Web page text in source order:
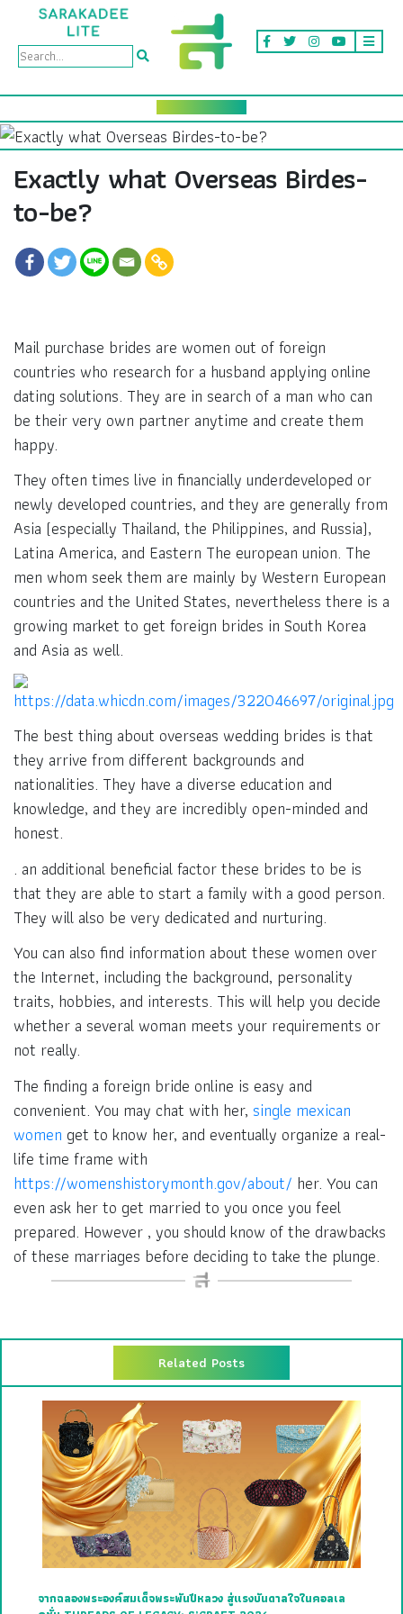
Exactly what Overseas Birdes-
to-be?
Mail purchase brides are women out of foreign
countries who research for a husband applying online
dating solutions. They are in search of a man who can
be their very own partner anytime and create them
happy.
They often times live in financially underdeveloped or
newly developed countries, and they are generally from
Asia (especially Thailand, the Philippines, and Russia),
Latina America, and Eastern The european union. The
men whom seek them are mainly by Western European
countries and the United States, nevertheless there is a
growing market to get foreign brides in South Korea
and Asia as well.
The best thing about overseas wedding brides is that
they arrive from different backgrounds and
nationalities. They have a diverse education and
knowledge, and they are incredibly open-minded and
honest.
. an additional beneficial factor these brides to be is
that they are able to start a family with a good person.
They will also be very dedicated and nurturing.
You can also find information about these women over
the Internet, including the background, personality
traits, hobbies, and interests. This will help you decide
whether a several woman meets your requirements or
not really.
The finding a foreign bride online is easy and
convenient. You may chat with her, single mexican
women get to know her, and eventually organize a real-
life time frame with
https://womenshistorymonth.gov/about/ her. You can
even ask her to get married to you once you feel
prepared. However , you should know of the drawbacks
of these marriages before deciding to take the plunge.
Related Posts
จากฉลองพระองค์สมเด็จพระพันปีหลวง สู่แรงบันดาลใจในคอลเล